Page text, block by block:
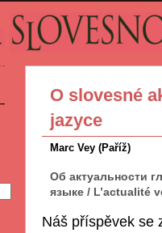
O slovesné
jazyce
Marc Vey (Paříž)
Об актуальности
языке / L’actualité
Náš příspěvek se